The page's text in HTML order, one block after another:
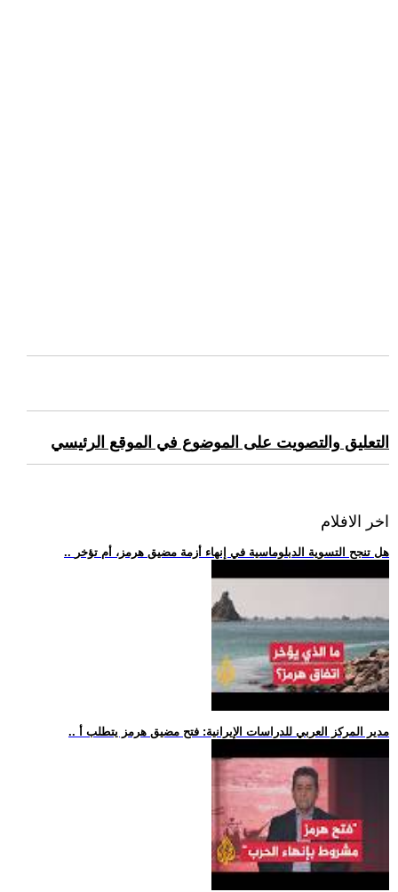
التعليق والتصويت على الموضوع في الموقع الرئيسي
اخر الافلام
.. هل تنجح التسوية الدبلوماسية في إنهاء أزمة مضيق هرمز، أم تؤخر
.. مدير المركز العربي للدراسات الإيرانية: فتح مضيق هرمز يتطلب أ